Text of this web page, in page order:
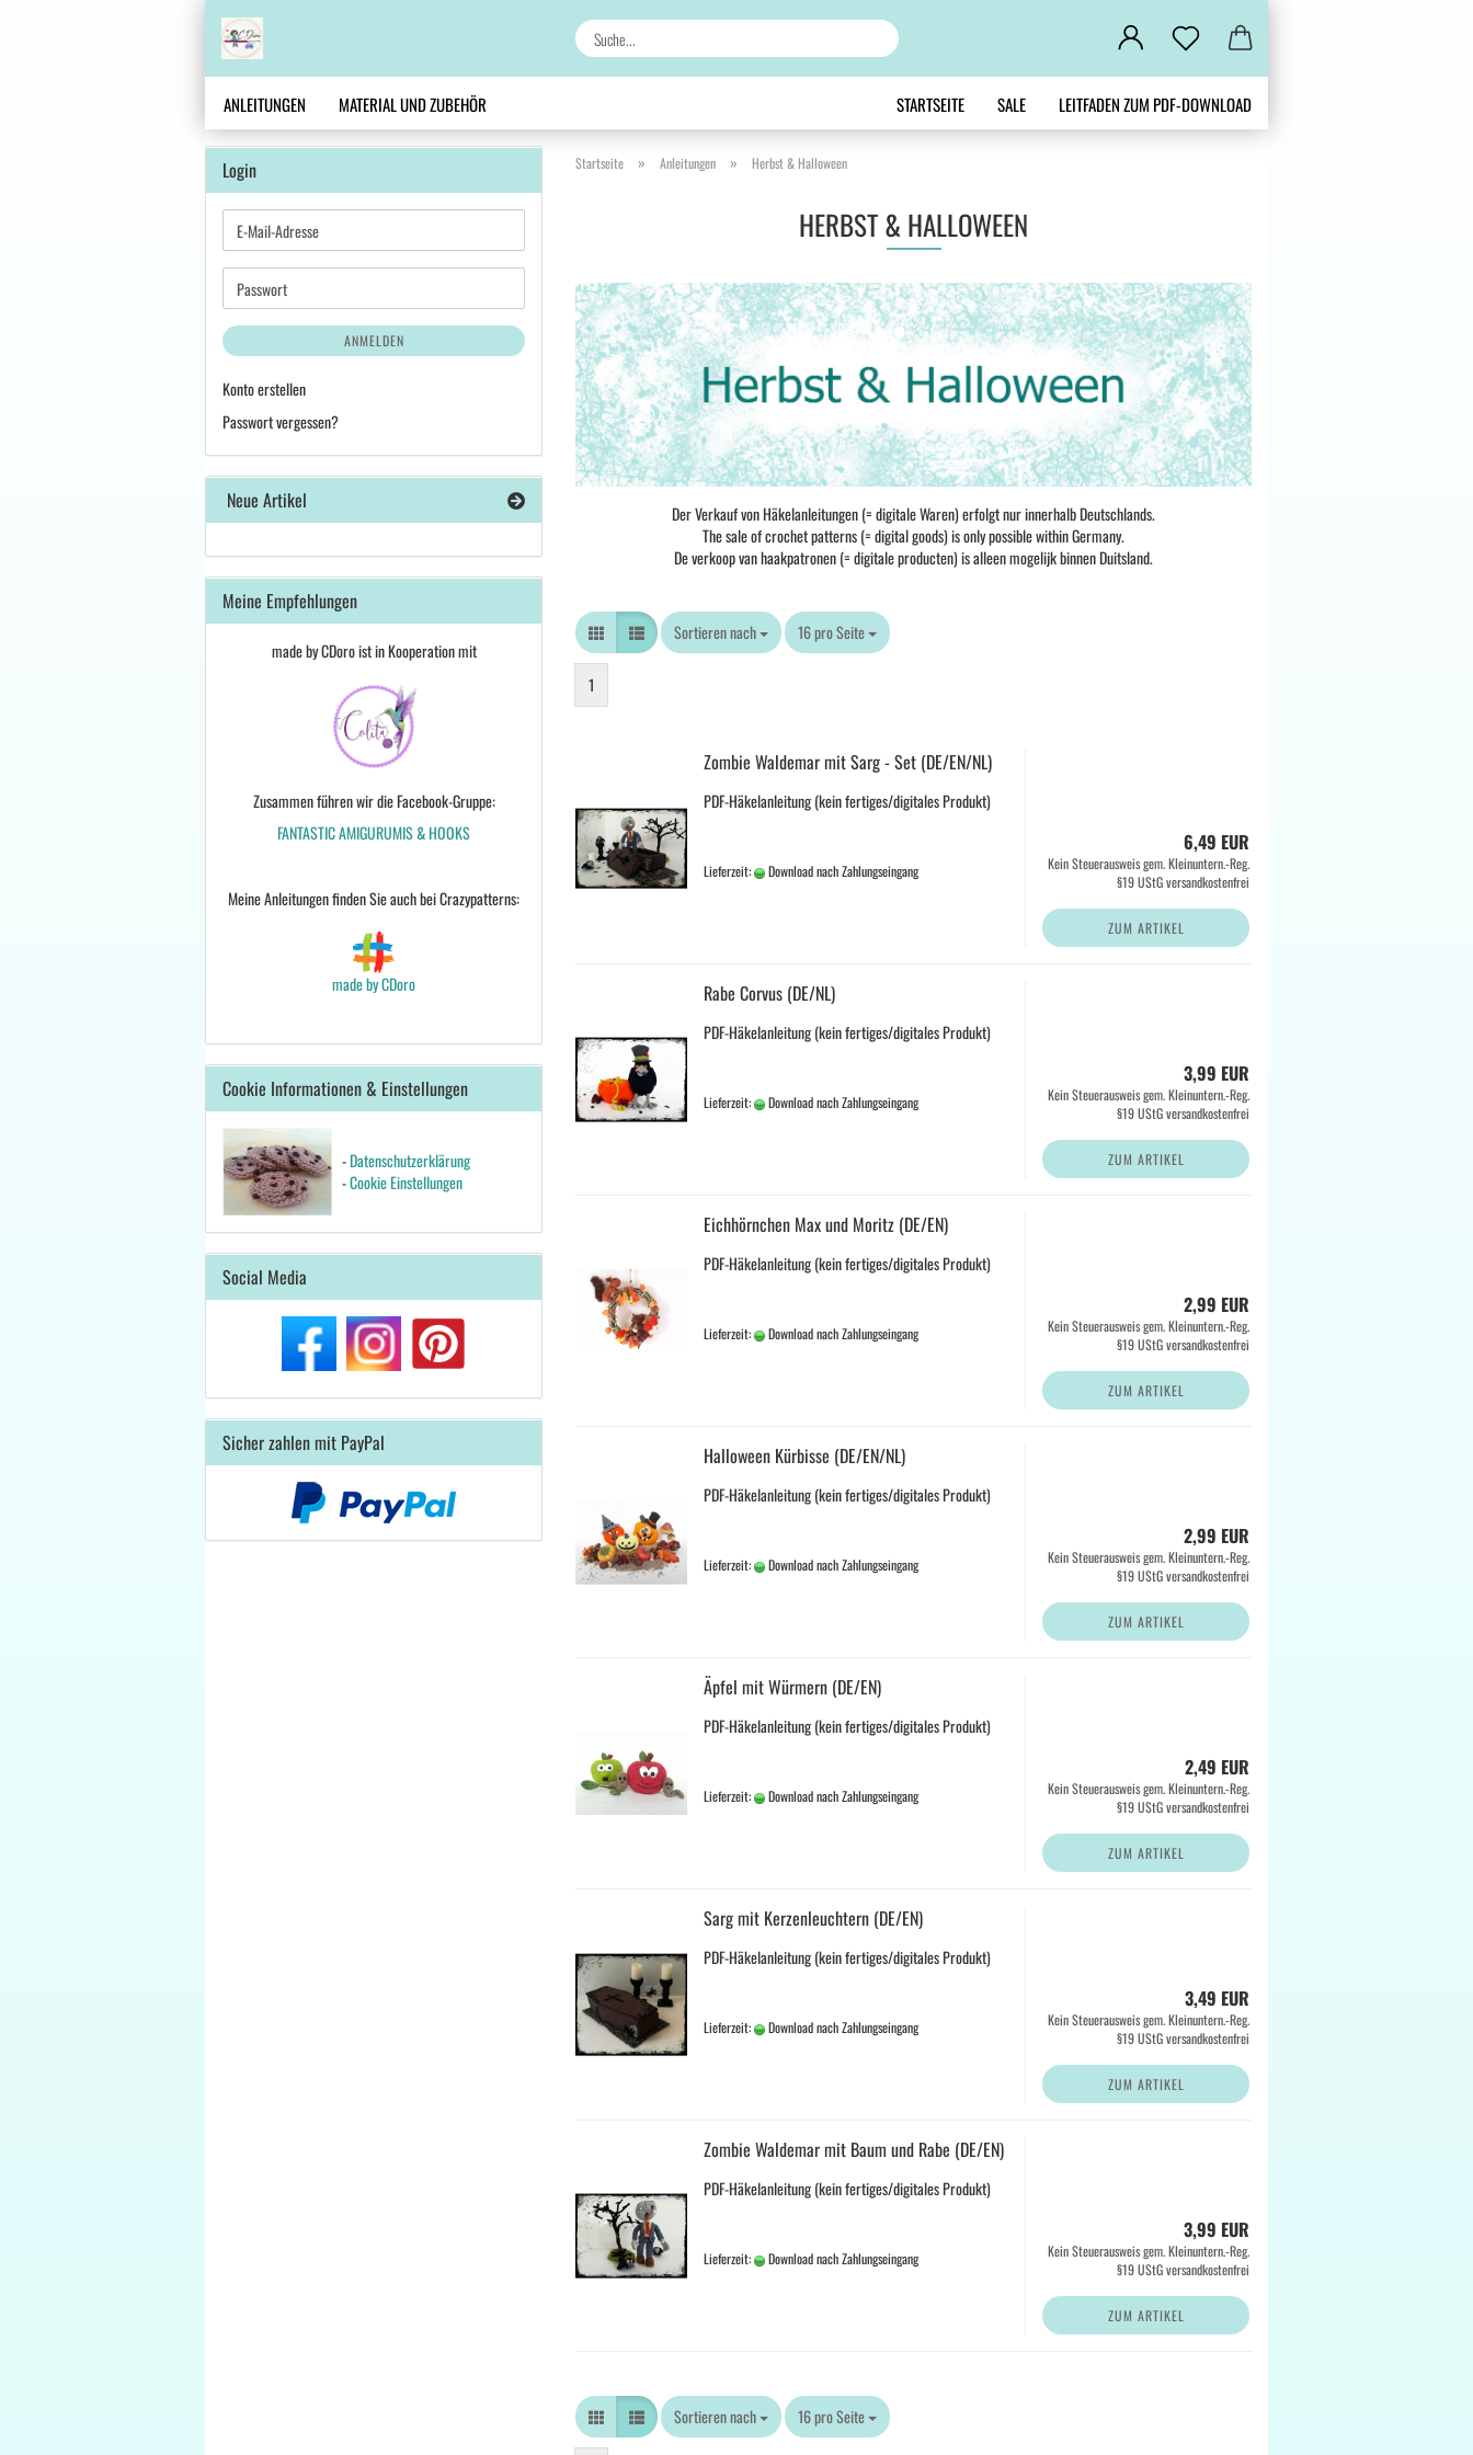
Suche...
ANLEITUNGEN MATERIAL UND ZUBEHÖR STARTSEITE SALE LEITFADEN ZUM PDF-DOWNLOAD
Startseite » Anleitungen » Herbst & Halloween
HERBST & HALLOWEEN
Der Verkauf von Häkelanleitungen (= digitale Waren) erfolgt nur innerhalb Deutschlands.
The sale of crochet patterns (= digital goods) is only possible within Germany.
De verkoop van haakpatronen (= digitale producten) is alleen mogelijk binnen Duitsland.
Sortieren nach
Sortieren nach 16 pro Seite
pro Seite
1
Zombie Waldemar mit Sarg - Set (DE/EN/NL)
PDF-Häkelanleitung (kein fertiges/digitales Produkt)
Lieferzeit: Download nach Zahlungseingang
6,49 EUR
Kein Steuerausweis gem. Kleinuntern.-Reg.
§19 UStG versandkostenfrei
ZUM ARTIKEL
Rabe Corvus (DE/NL)
PDF-Häkelanleitung (kein fertiges/digitales Produkt)
Lieferzeit: Download nach Zahlungseingang
3,99 EUR
Kein Steuerausweis gem. Kleinuntern.-Reg.
§19 UStG versandkostenfrei
ZUM ARTIKEL
Eichhörnchen Max und Moritz (DE/EN)
PDF-Häkelanleitung (kein fertiges/digitales Produkt)
Lieferzeit: Download nach Zahlungseingang
2,99 EUR
Kein Steuerausweis gem. Kleinuntern.-Reg.
§19 UStG versandkostenfrei
ZUM ARTIKEL
Halloween Kürbisse (DE/EN/NL)
PDF-Häkelanleitung (kein fertiges/digitales Produkt)
Lieferzeit: Download nach Zahlungseingang
2,99 EUR
Kein Steuerausweis gem. Kleinuntern.-Reg.
§19 UStG versandkostenfrei
ZUM ARTIKEL
Äpfel mit Würmern (DE/EN)
PDF-Häkelanleitung (kein fertiges/digitales Produkt)
Lieferzeit: Download nach Zahlungseingang
2,49 EUR
Kein Steuerausweis gem. Kleinuntern.-Reg.
§19 UStG versandkostenfrei
ZUM ARTIKEL
Sarg mit Kerzenleuchtern (DE/EN)
PDF-Häkelanleitung (kein fertiges/digitales Produkt)
Lieferzeit: Download nach Zahlungseingang
3,49 EUR
Kein Steuerausweis gem. Kleinuntern.-Reg.
§19 UStG versandkostenfrei
ZUM ARTIKEL
Zombie Waldemar mit Baum und Rabe (DE/EN)
PDF-Häkelanleitung (kein fertiges/digitales Produkt)
Lieferzeit: Download nach Zahlungseingang
3,99 EUR
Kein Steuerausweis gem. Kleinuntern.-Reg.
§19 UStG versandkostenfrei
ZUM ARTIKEL
Sortieren nach
Sortieren nach 16 pro Seite
pro Seite
Login
E-
Mail-
Adresse
Passwort
ANMELDEN
Konto erstellen
Passwort vergessen?
Neue Artikel
Meine Empfehlungen
made by CDoro ist in Kooperation mit
Zusammen führen wir die Facebook-Gruppe:
FANTASTIC AMIGURUMIS & HOOKS
Meine Anleitungen finden Sie auch bei Crazypatterns:
made by CDoro
Cookie Informationen & Einstellungen
-Datenschutzerklärung
-Cookie Einstellungen
Social Media
Sicher zahlen mit PayPal